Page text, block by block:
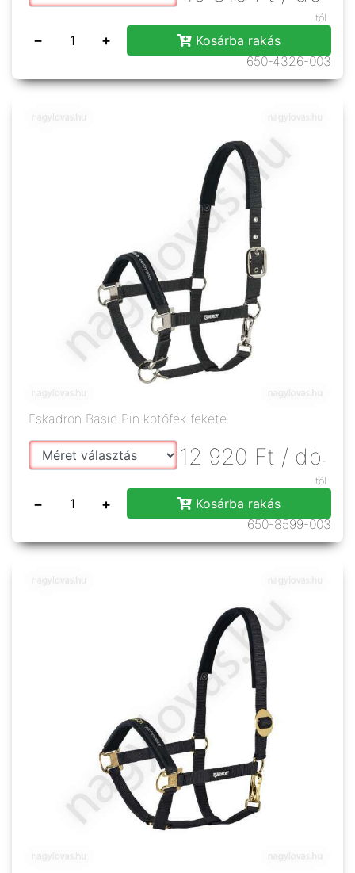
tól
− +
Kosárba rakás
650-4326-003
Eskadron Basic Pin kötőfék fekete
12 920 Ft / db -
tól
− +
Kosárba rakás
650-8599-003